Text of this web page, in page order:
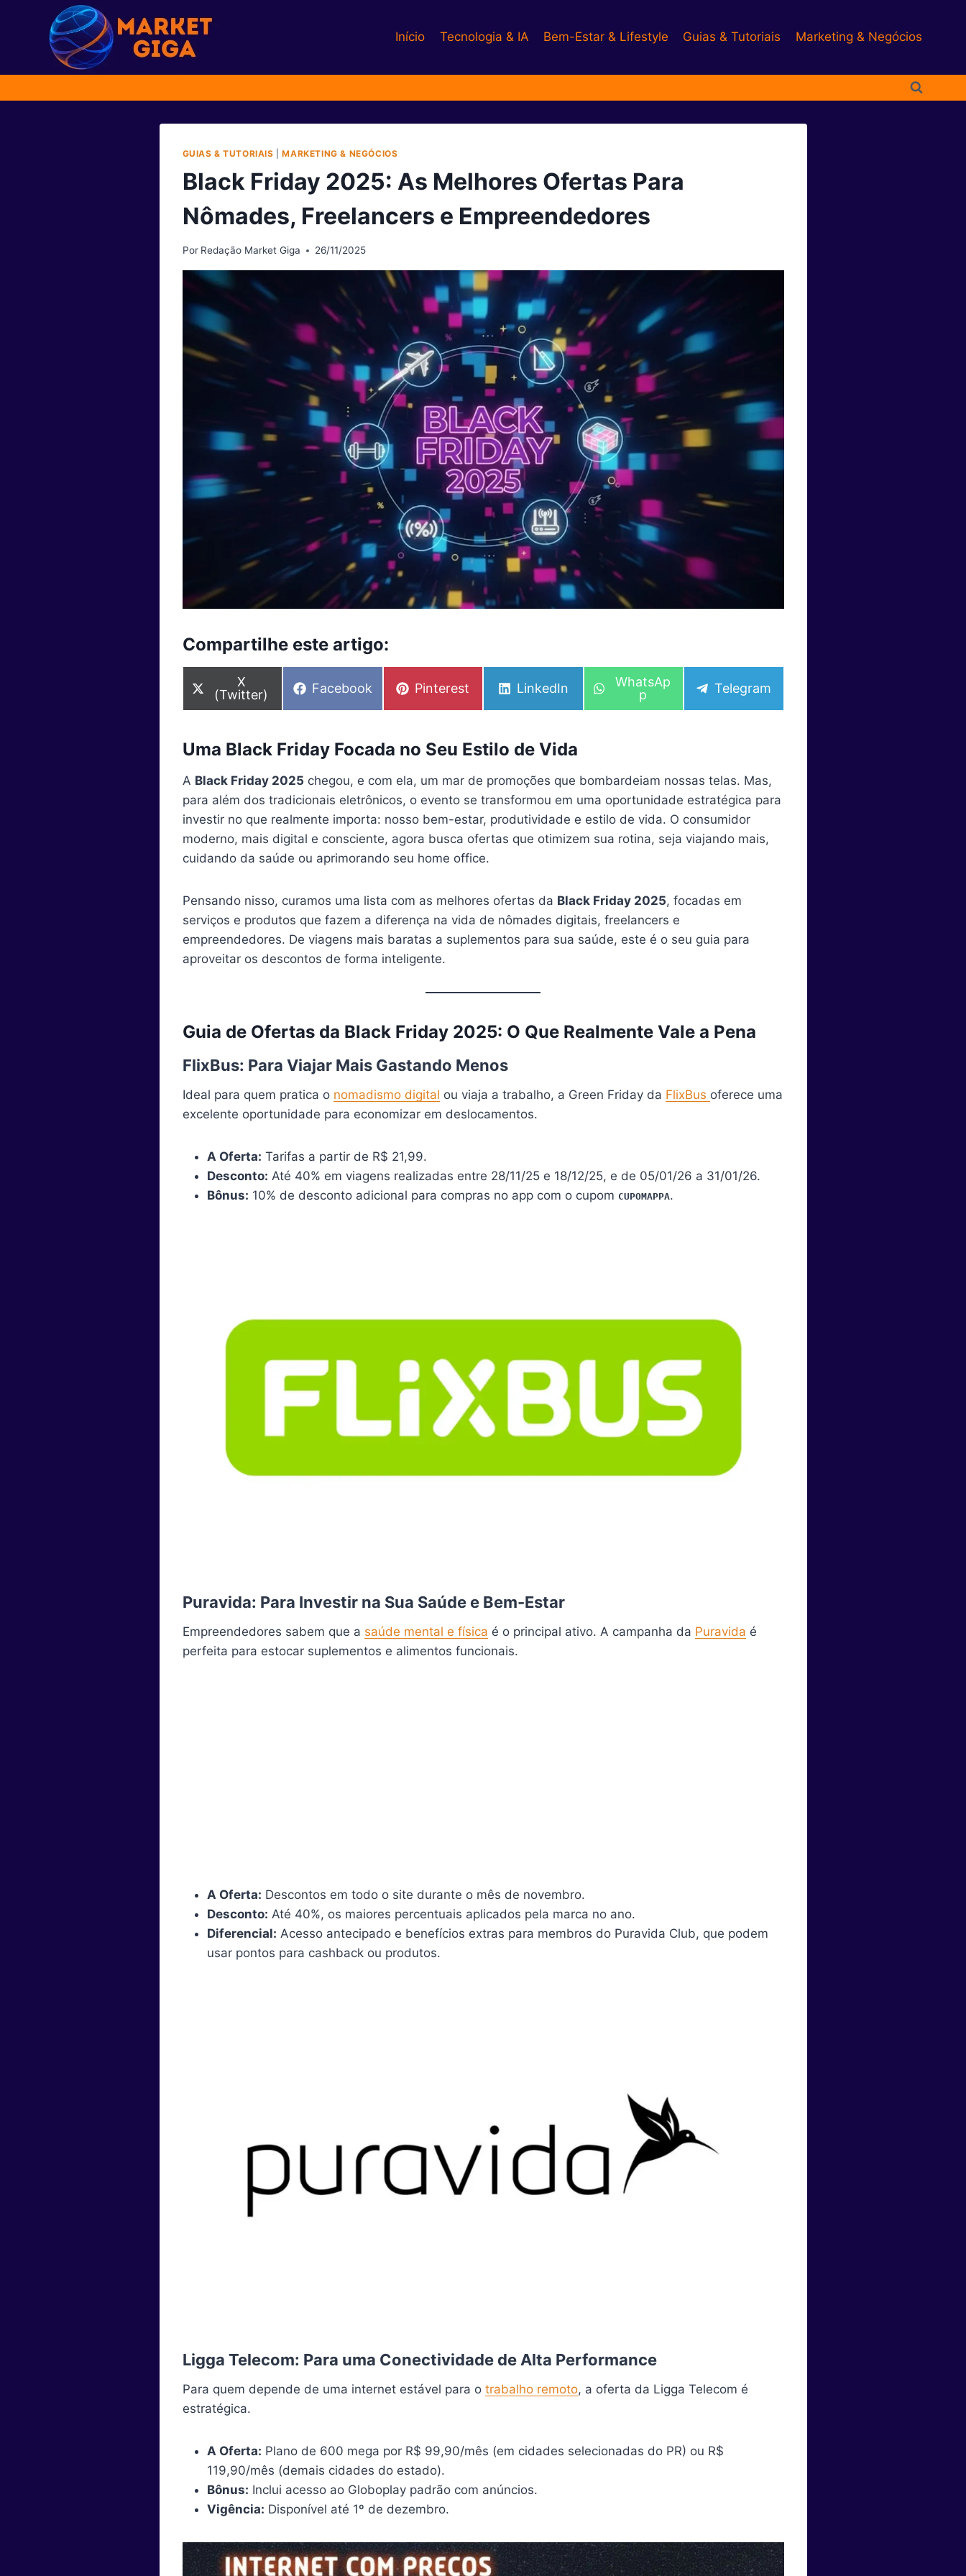
Início Tecnologia & IA Bem-Estar & Lifestyle Guias & Tutoriais Marketing & Negócios
GUIAS & TUTORIAIS |MARKETING & NEGÓCIOS
Black Friday 2025: As Melhores Ofertas Para
Nômades, Freelancers e Empreendedores
Por Redação Market Giga 26/11/2025
Compartilhe este artigo:
S
h
a
o
n
X
(Twitter)
S
a
o
Facebook
S
a
o
Pinterest
S
a
e
o
LinkedIn
S
a
WhatsAp
p
S
a
Telegram
Uma Black Friday Focada no Seu Estilo de Vida
A Black Friday 2025 chegou, e com ela, um mar de promoções que bombardeiam nossas telas. Mas,
para além dos tradicionais eletrônicos, o evento se transformou em uma oportunidade estratégica para
investir no que realmente importa: nosso bem-estar, produtividade e estilo de vida. O consumidor
moderno, mais digital e consciente, agora busca ofertas que otimizem sua rotina, seja viajando mais,
cuidando da saúde ou aprimorando seu home office.
Pensando nisso, curamos uma lista com as melhores ofertas da Black Friday 2025, focadas em
serviços e produtos que fazem a diferença na vida de nômades digitais, freelancers e
empreendedores. De viagens mais baratas a suplementos para sua saúde, este é o seu guia para
aproveitar os descontos de forma inteligente.
Guia de Ofertas da Black Friday 2025: O Que Realmente Vale a Pena
FlixBus: Para Viajar Mais Gastando Menos
Ideal para quem pratica o nomadismo digital ou viaja a trabalho, a Green Friday da FlixBus oferece uma
excelente oportunidade para economizar em deslocamentos.
A Oferta: Tarifas a partir de R$ 21,99.
Desconto: Até 40% em viagens realizadas entre 28/11/25 e 18/12/25, e de 05/01/26 a 31/01/26.
Bônus: 10% de desconto adicional para compras no app com o cupom CUPOMAPPA.
Puravida: Para Investir na Sua Saúde e Bem-Estar
Empreendedores sabem que a saúde mental e física é o principal ativo. A campanha da Puravida é
perfeita para estocar suplementos e alimentos funcionais.
A Oferta: Descontos em todo o site durante o mês de novembro.
Desconto: Até 40%, os maiores percentuais aplicados pela marca no ano.
Diferencial: Acesso antecipado e benefícios extras para membros do Puravida Club, que podem
usar pontos para cashback ou produtos.
Ligga Telecom: Para uma Conectividade de Alta Performance
Para quem depende de uma internet estável para o trabalho remoto, a oferta da Ligga Telecom é
estratégica.
A Oferta: Plano de 600 mega por R$ 99,90/mês (em cidades selecionadas do PR) ou R$
119,90/mês (demais cidades do estado).
Bônus: Inclui acesso ao Globoplay padrão com anúncios.
Vigência: Disponível até 1º de dezembro.